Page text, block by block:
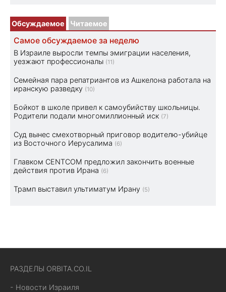
Обсуждаемое Читаемое
Самое обсуждаемое за неделю
В Израиле выросли темпы эмиграции населения,
уезжают профессионалы (11)
Семейная пара репатриантов из Ашкелона работала на
иранскую разведку (10)
Бойкот в школе привел к самоубийству школьницы.
Родители подали многомиллионный иск (7)
Суд вынес смехотворный приговор водителю-убийце
из Восточного Иерусалима (6)
Главком CENTCOM предложил закончить военные
действия против Ирана (6)
Трамп выставил ультиматум Ирану (5)
РАЗДЕЛЫ ORBITA.CO.IL
- Новости Израиля